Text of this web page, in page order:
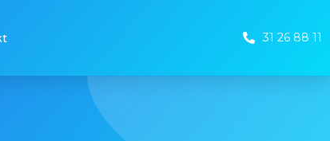
31 26 88 11